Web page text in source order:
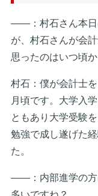
――：村石さん本日
が、村石さんが会
思ったのはいつ頃
村石：僕が会計士
月頃です。大学入
ともあり大学受験
勉強で成し遂げた
た。
――：内部進学の方